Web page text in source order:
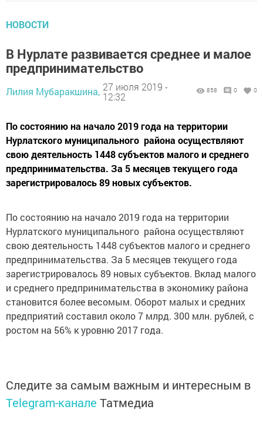
НОВОСТИ
В Нурлате развивается среднее и малое
предпринимательство
Лилия Мубаракшина, 27 июля 2019 -
12:32
858 0 0
По состоянию на начало 2019 года на территории
Нурлатского муниципального района осуществляют
свою деятельность 1448 субъектов малого и среднего
предпринимательства. За 5 месяцев текущего года
зарегистрировалось 89 новых субъектов.
По состоянию на начало 2019 года на территории
Нурлатского муниципального района осуществляют
свою деятельность 1448 субъектов малого и среднего
предпринимательства. За 5 месяцев текущего года
зарегистрировалось 89 новых субъектов. Вклад малого
и среднего предпринимательства в экономику района
становится более весомым. Оборот малых и средних
предприятий составил около 7 млрд. 300 млн. рублей, с
ростом на 56% к уровню 2017 года.
Следите за самым важным и интересным в
Telegram-канале Татмедиа